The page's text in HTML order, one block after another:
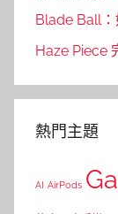
Blade Ball
Haze Piece
熱門主題
AI AirPods